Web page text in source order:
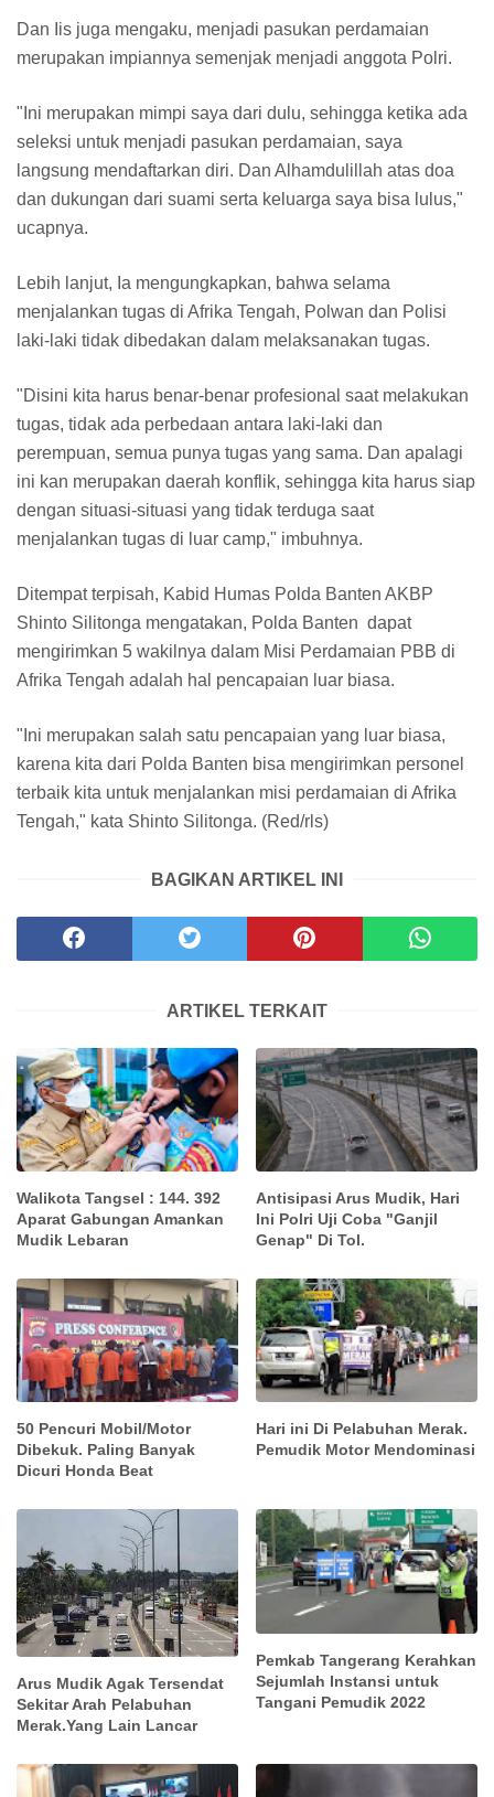
Dan Iis juga mengaku, menjadi pasukan perdamaian
merupakan impiannya semenjak menjadi anggota Polri.
"Ini merupakan mimpi saya dari dulu, sehingga ketika ada
seleksi untuk menjadi pasukan perdamaian, saya
langsung mendaftarkan diri. Dan Alhamdulillah atas doa
dan dukungan dari suami serta keluarga saya bisa lulus,"
ucapnya.
Lebih lanjut, Ia mengungkapkan, bahwa selama
menjalankan tugas di Afrika Tengah, Polwan dan Polisi
laki-laki tidak dibedakan dalam melaksanakan tugas.
"Disini kita harus benar-benar profesional saat melakukan
tugas, tidak ada perbedaan antara laki-laki dan
perempuan, semua punya tugas yang sama. Dan apalagi
ini kan merupakan daerah konflik, sehingga kita harus siap
dengan situasi-situasi yang tidak terduga saat
menjalankan tugas di luar camp," imbuhnya.
Ditempat terpisah, Kabid Humas Polda Banten AKBP
Shinto Silitonga mengatakan, Polda Banten dapat
mengirimkan 5 wakilnya dalam Misi Perdamaian PBB di
Afrika Tengah adalah hal pencapaian luar biasa.
"Ini merupakan salah satu pencapaian yang luar biasa,
karena kita dari Polda Banten bisa mengirimkan personel
terbaik kita untuk menjalankan misi perdamaian di Afrika
Tengah," kata Shinto Silitonga. (Red/rls)
BAGIKAN ARTIKEL INI
ARTIKEL TERKAIT
Walikota Tangsel : 144. 392
Aparat Gabungan Amankan
Mudik Lebaran
Antisipasi Arus Mudik, Hari
Ini Polri Uji Coba "Ganjil
Genap" Di Tol.
50 Pencuri Mobil/Motor
Dibekuk. Paling Banyak
Dicuri Honda Beat
Hari ini Di Pelabuhan Merak.
Pemudik Motor Mendominasi
Arus Mudik Agak Tersendat
Sekitar Arah Pelabuhan
Merak.Yang Lain Lancar
Pemkab Tangerang Kerahkan
Sejumlah Instansi untuk
Tangani Pemudik 2022